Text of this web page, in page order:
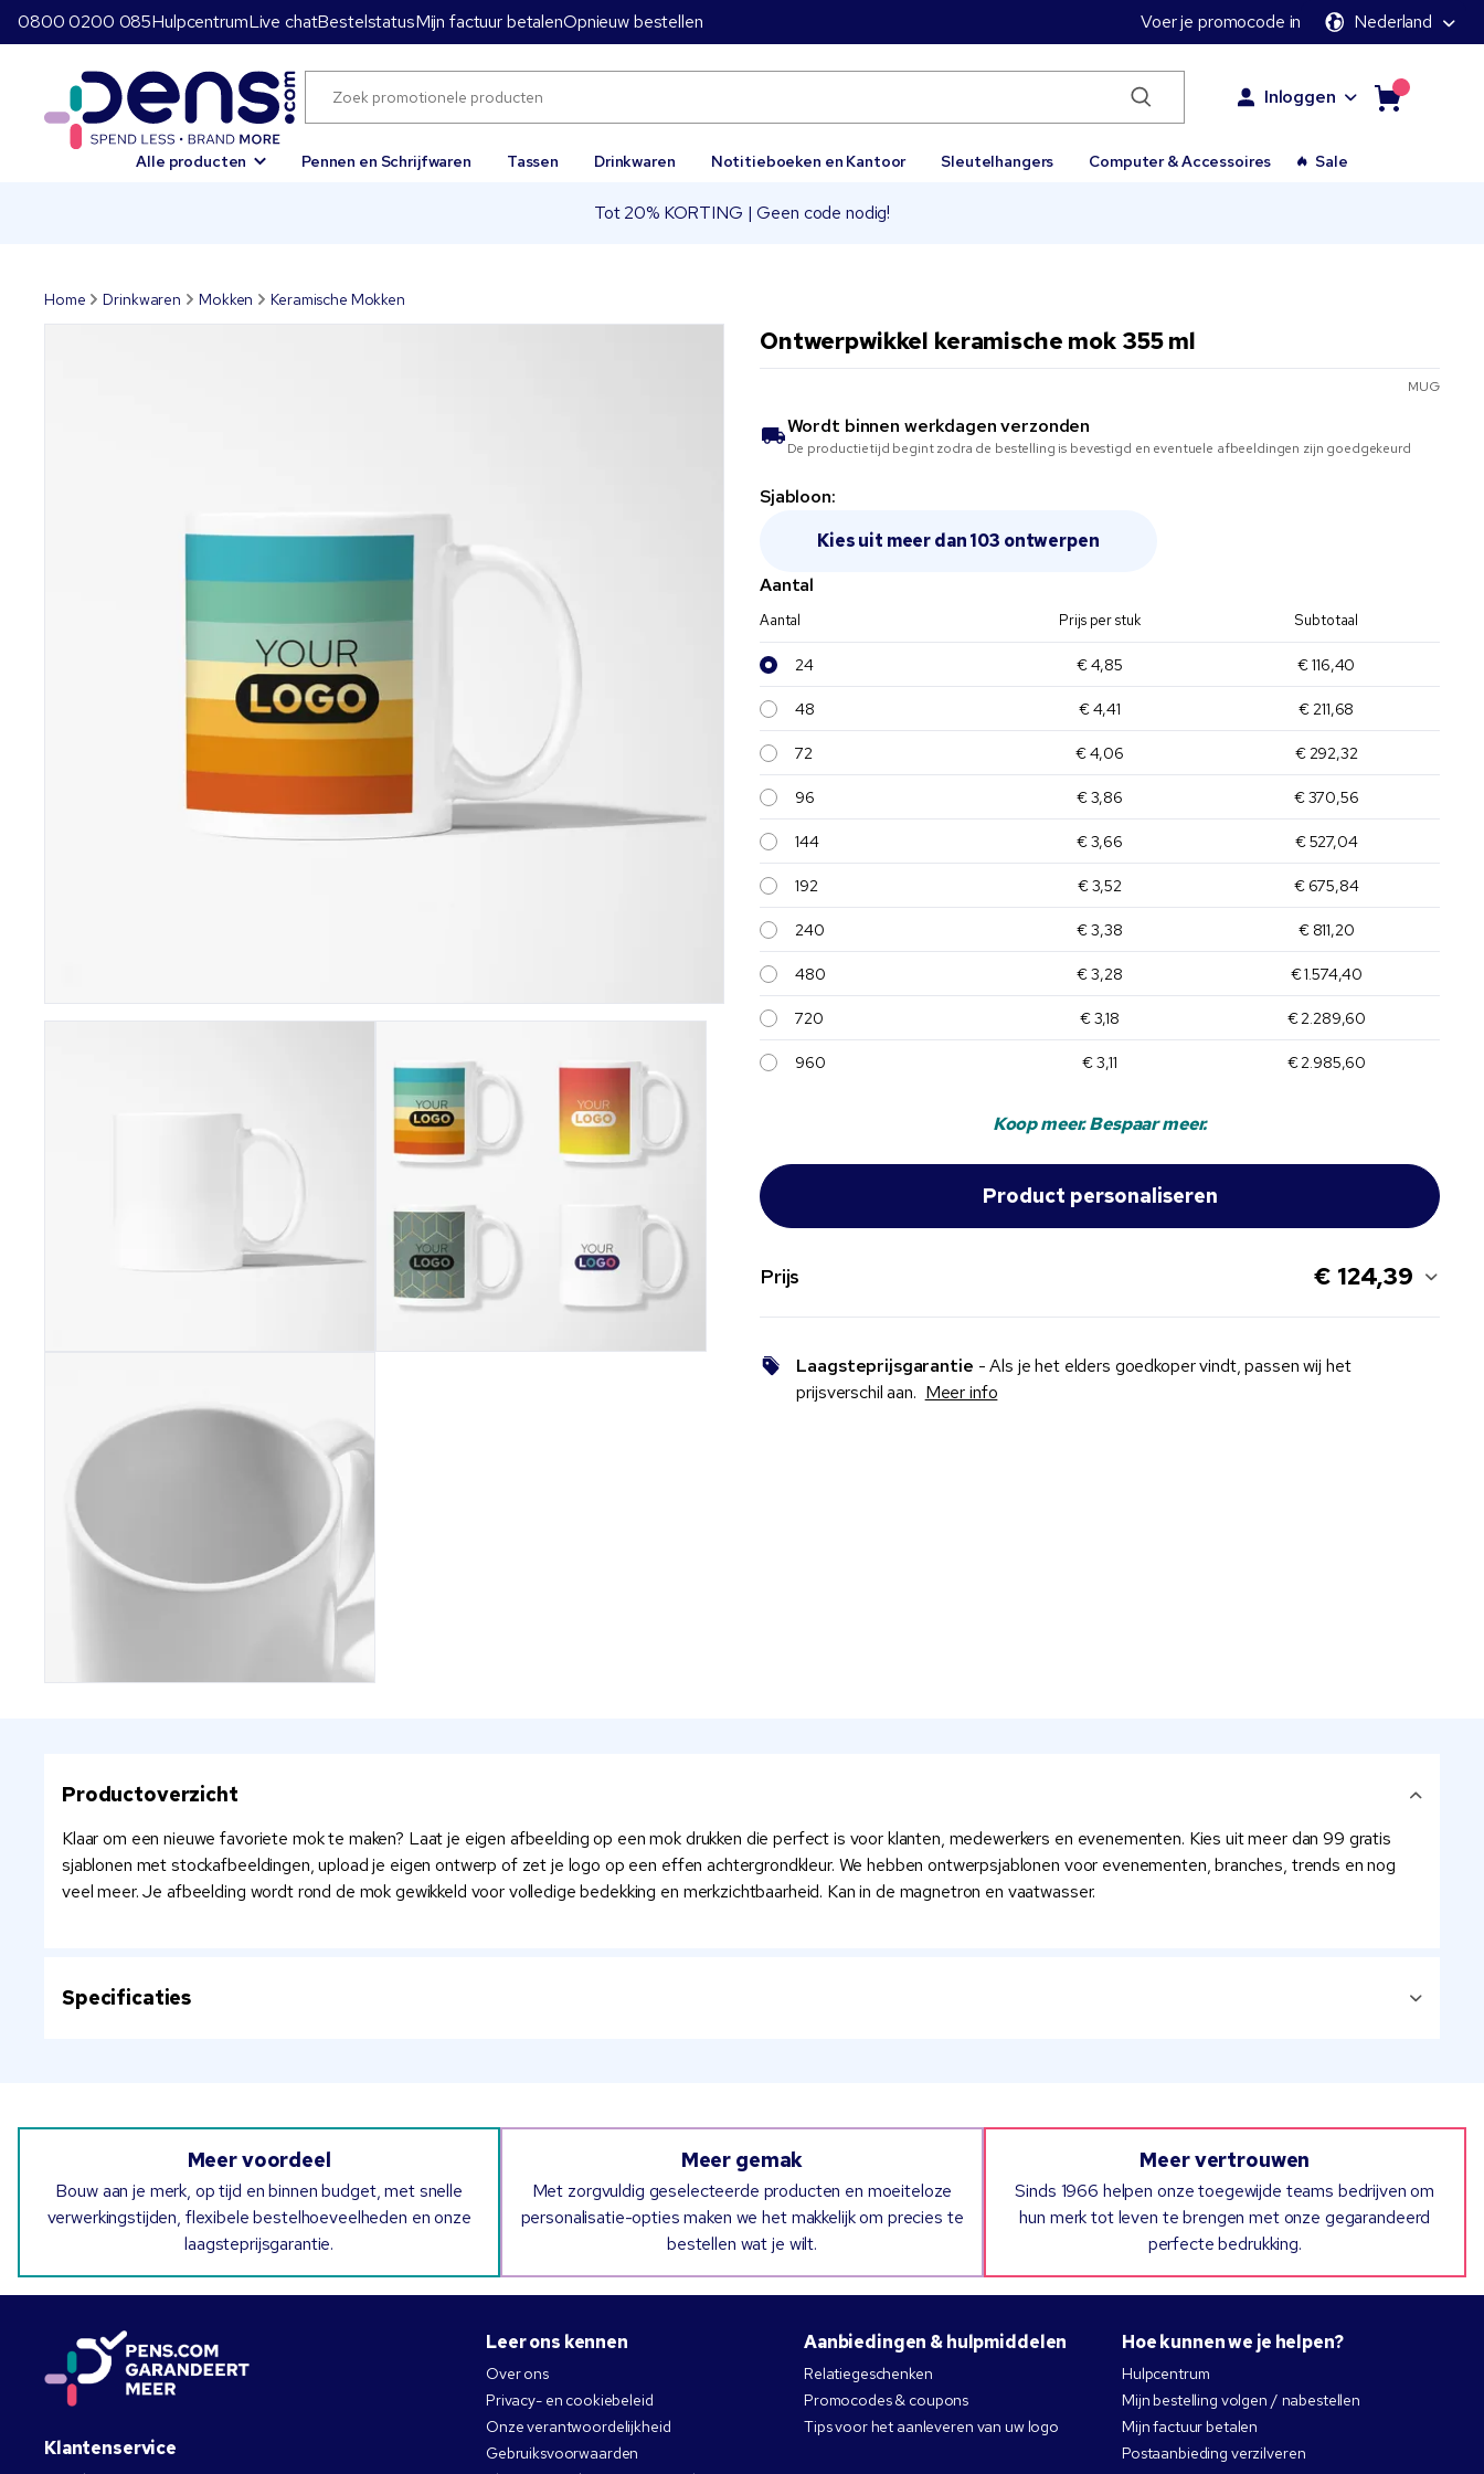
0800 0200 085HulpcentrumLive chatBestelstatusMijn factuur betalenOpnieuw bestellen Voer je promocode in Nederland
Inloggen
Alle producten Pennen en Schrijfwaren Tassen Drinkwaren Notitieboeken en Kantoor Sleutelhangers Computer & Accessoires Sale
Tot 20% KORTING | Geen code nodig!
Home Drinkwaren Mokken Keramische Mokken
Ontwerpwikkel keramische mok 355 ml
MUG
Wordt binnen werkdagen verzonden
De productietijd begint zodra de bestelling is bevestigd en eventuele afbeeldingen zijn goedgekeurd
Sjabloon:
Kies uit meer dan 103 ontwerpen
Aantal
Aantal Prijs per stuk Subtotaal
24 € 4,85 € 116,40
48 € 4,41 € 211,68
72 € 4,06 € 292,32
96 € 3,86 € 370,56
144 € 3,66 € 527,04
192 € 3,52 € 675,84
240 € 3,38 € 811,20
480 € 3,28 € 1.574,40
720 € 3,18 € 2.289,60
960 € 3,11 € 2.985,60
Koop meer. Bespaar meer.
Prijs € 124,39
Laagsteprijsgarantie - Als je het elders goedkoper vindt, passen wij het
prijsverschil aan. Meer info
Productoverzicht
Klaar om een nieuwe favoriete mok te maken? Laat je eigen afbeelding op een mok drukken die perfect is voor klanten, medewerkers en evenementen. Kies uit meer dan 99 gratis
sjablonen met stockafbeeldingen, upload je eigen ontwerp of zet je logo op een effen achtergrondkleur. We hebben ontwerpsjablonen voor evenementen, branches, trends en nog
veel meer. Je afbeelding wordt rond de mok gewikkeld voor volledige bedekking en merkzichtbaarheid. Kan in de magnetron en vaatwasser.
Specificaties
Meer voordeel
Bouw aan je merk, op tijd en binnen budget, met snelle
verwerkingstijden, flexibele bestelhoeveelheden en onze
laagsteprijsgarantie.
Meer gemak
Met zorgvuldig geselecteerde producten en moeiteloze
personalisatie-opties maken we het makkelijk om precies te
bestellen wat je wilt.
Meer vertrouwen
Sinds 1966 helpen onze toegewijde teams bedrijven om
hun merk tot leven te brengen met onze gegarandeerd
perfecte bedrukking.
Klantenservice
Leer ons kennen
Over ons
Privacy- en cookiebeleid
Onze verantwoordelijkheid
Gebruiksvoorwaarden
Aanbiedingen & hulpmiddelen
Relatiegeschenken
Promocodes & coupons
Tips voor het aanleveren van uw logo
Hoe kunnen we je helpen?
Hulpcentrum
Mijn bestelling volgen / nabestellen
Mijn factuur betalen
Postaanbieding verzilveren